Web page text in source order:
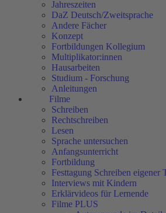
Jahreszeiten
DaZ Deutsch/Zweitsprache
Andere Fächer
Konzept
Fortbildungen Kollegium
Multiplikator:innen
Hausarbeiten
Studium - Forschung
Anleitungen
Filme
Schreiben
Rechtschreiben
Lesen
Sprache untersuchen
Anfangsunterricht
Fortbildung
Festtagung Schreiben eigener
Interviews mit Kindern
Erklärvideos für Lernende
Filme PLUS